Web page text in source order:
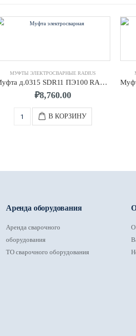
МУФТЫ ЭЛЕКТРОСВАРНЫЕ RADIUS
Муфта д.0315 SDR11 ПЭ100 RADIUS
₽8,760.00
В КОРЗИНУ
Аренда оборудования
Аренда сварочного
оборудования
ТО сварочного оборудования
О